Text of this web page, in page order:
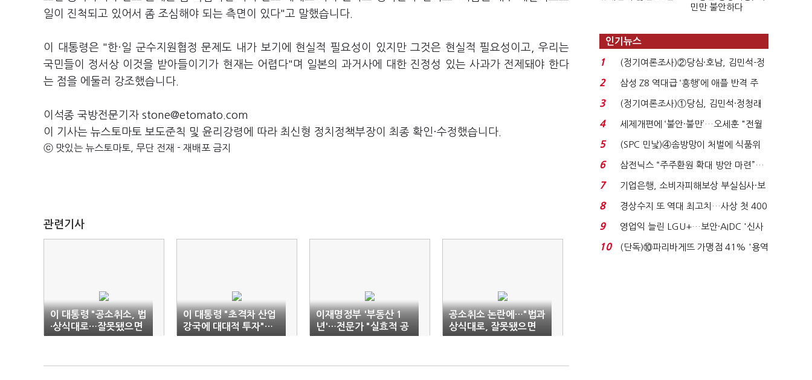
일이 진척되고 있어서 좀 조심해야 되는 측면이 있다"고 말했습니다.
이 대통령은 "한·일 군수지원협정 문제도 내가 보기에 현실적 필요성이 있지만 그것은 현실적 필요성이고, 우리는
국민들이 정서상 이것을 받아들이기가 현재는 어렵다"며 일본의 과거사에 대한 진정성 있는 사과가 전제돼야 한다
는 점을 에둘러 강조했습니다.
이석종 국방전문기자 stone@etomato.com
이 기사는 뉴스토마토 보도준칙 및 윤리강령에 따라 최신형 정치정책부장이 최종 확인·수정했습니다.
ⓒ 맛있는 뉴스토마토, 무단 전재 - 재배포 금지
관련기사
이 대통령 "공소취소, 법
·상식대로…잘못됐으면
취소, 아니면 놔두는 것“
이 대통령 "초격차 산업
강국에 대대적 투자"…
보유세 인상도 시사(종
이재명정부 '부동산 1
년'…전문가 "실효적 공
급 대책이 관건"
공소취소 논란에…"법과
상식대로, 잘못됐으면
시정하는 것"
민만 불안하다
인기뉴스
1
(정기여론조사)②당심·호남, 김민석-정
청래 '초접전'...
2
삼성 Z8 역대급 ‘흥행’에 애플 반격 주
목…9월 ‘폴...
3
(정기여론조사)①당심, 김민석·정청래
'초접전'…대통령 ...
4
세제개편에 ‘불안·불만’…오세훈 "전월
세 구하기 더 ...
5
(SPC 민낯)④솜방망이 처벌에 식품위
생법 위반 반복...
6
삼전닉스 “주주환원 확대 방안 마련”…
로이터에 성명...
7
기업은행, 소비자피해보상 부실심사·보
이스피싱 공시 ...
8
경상수지 또 역대 최고치…사상 첫 400
억달러에 '3% 성...
9
영업익 늘린 LGU+…보안·AIDC '신사
업 드라이브'...
10
(단독)⑩파리바게뜨 가맹점 41% '용역